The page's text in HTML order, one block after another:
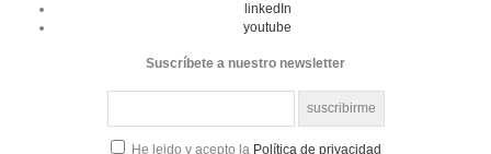
linkedIn
youtube
Suscríbete a nuestro newsletter
He leido y acepto la Política de privacidad